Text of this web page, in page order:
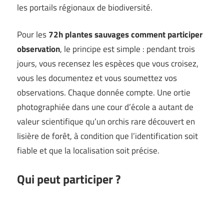
les portails régionaux de biodiversité.
Pour les72h plantes sauvages comment participer
observation, le principe est simple : pendant trois
jours, vous recensez les espèces que vous croisez,
vous les documentez et vous soumettez vos
observations. Chaque donnée compte. Une ortie
photographiée dans une cour d’école a autant de
valeur scientifique qu’un orchis rare découvert en
lisière de forêt, à condition que l’identification soit
fiable et que la localisation soit précise.
Qui peut participer ?